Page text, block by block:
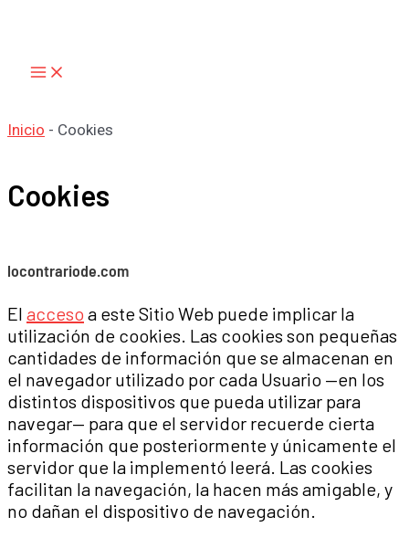
Inicio - Cookies
Cookies
locontrariode.com
El acceso a este Sitio Web puede implicar la
utilización de cookies. Las cookies son pequeñas
cantidades de información que se almacenan en
el navegador utilizado por cada Usuario —en los
distintos dispositivos que pueda utilizar para
navegar— para que el servidor recuerde cierta
información que posteriormente y únicamente el
servidor que la implementó leerá. Las cookies
facilitan la navegación, la hacen más amigable, y
no dañan el dispositivo de navegación.